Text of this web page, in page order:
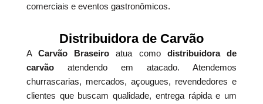
comerciais e eventos gastronômicos.
Distribuidora de Carvão
ACarvão Braseiro atua como distribuidora de
carvãoatendendo em atacado. Atendemos
churrascarias, mercados, açougues, revendedores e
clientes que buscam qualidade, entrega rápida e um